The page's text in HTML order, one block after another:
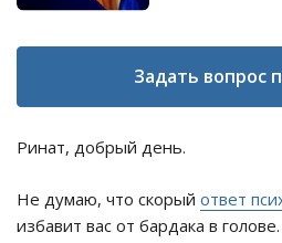
Задать вопрос
Ринат, добрый день.
Не думаю, что скорый ответ
избавит вас от бардака в голове.